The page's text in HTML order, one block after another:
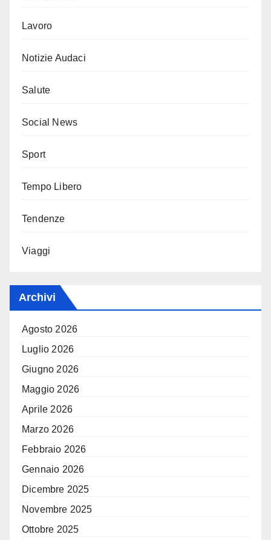
Lavoro
Notizie Audaci
Salute
Social News
Sport
Tempo Libero
Tendenze
Viaggi
Archivi
Agosto 2026
Luglio 2026
Giugno 2026
Maggio 2026
Aprile 2026
Marzo 2026
Febbraio 2026
Gennaio 2026
Dicembre 2025
Novembre 2025
Ottobre 2025